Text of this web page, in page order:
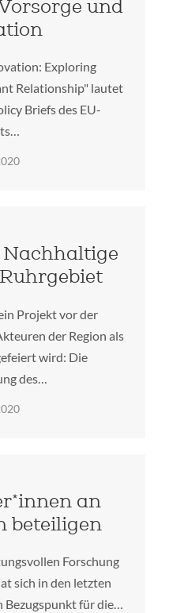
und
Exploring
Relationship" lautet
Briefs des EU-
Projekt vor der
der Region als
wird: Die
des…
an
beteiligen
Forschung
sich in den letzten
Bezugspunkt für die…